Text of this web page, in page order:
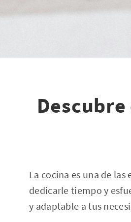
La cocina es una de
dedicarle tiempo y
y adaptable a tus